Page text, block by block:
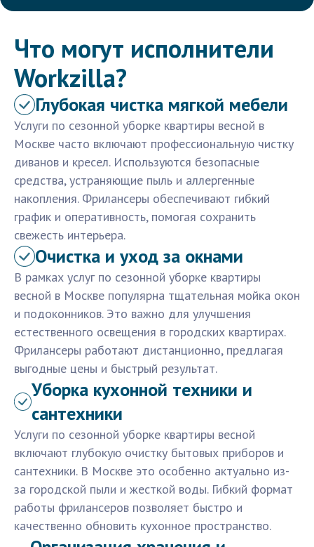
Что могут исполнители
Workzilla?
Глубокая чистка мягкой мебели
Услуги по сезонной уборке квартиры весной в
Москве часто включают профессиональную чистку
диванов и кресел. Используются безопасные
средства, устраняющие пыль и аллергенные
накопления. Фрилансеры обеспечивают гибкий
график и оперативность, помогая сохранить
свежесть интерьера.
Очистка и уход за окнами
В рамках услуг по сезонной уборке квартиры
весной в Москве популярна тщательная мойка окон
и подоконников. Это важно для улучшения
естественного освещения в городских квартирах.
Фрилансеры работают дистанционно, предлагая
выгодные цены и быстрый результат.
Уборка кухонной техники и
сантехники
Услуги по сезонной уборке квартиры весной
включают глубокую очистку бытовых приборов и
сантехники. В Москве это особенно актуально из-
за городской пыли и жесткой воды. Гибкий формат
работы фрилансеров позволяет быстро и
качественно обновить кухонное пространство.